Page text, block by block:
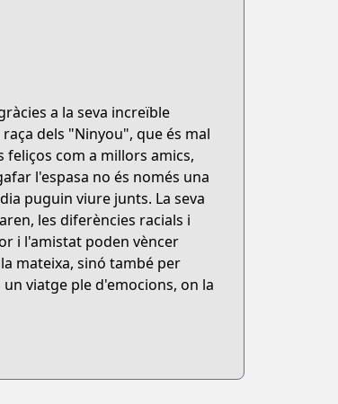
a la seva increïble
dels "Ninyou", que és mal
com a millors amics,
l'espasa no és només una
puguin viure junts. La seva
les diferències racials i
i l'amistat poden vèncer
mateixa, sinó també per
viatge ple d'emocions, on la